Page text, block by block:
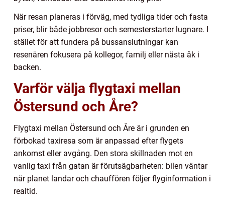
När resan planeras i förväg, med tydliga tider och fasta
priser, blir både jobbresor och semesterstarter lugnare. I
stället för att fundera på bussanslutningar kan
resenären fokusera på kollegor, familj eller nästa åk i
backen.
Varför välja flygtaxi mellan
Östersund och Åre?
Flygtaxi mellan Östersund och Åre är i grunden en
förbokad taxiresa som är anpassad efter flygets
ankomst eller avgång. Den stora skillnaden mot en
vanlig taxi från gatan är förutsägbarheten: bilen väntar
när planet landar och chauffören följer flyginformation i
realtid.